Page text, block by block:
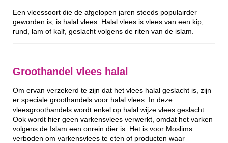
Een vleessoort die de afgelopen jaren steeds populairder
geworden is, is halal vlees. Halal vlees is vlees van een kip,
rund, lam of kalf, geslacht volgens de riten van de islam.
Groothandel vlees halal
Om ervan verzekerd te zijn dat het vlees halal geslacht is, zijn
er speciale groothandels voor halal vlees. In deze
vleesgroothandels wordt enkel op halal wijze vlees geslacht.
Ook wordt hier geen varkensvlees verwerkt, omdat het varken
volgens de Islam een onrein dier is. Het is voor Moslims
verboden om varkensvlees te eten of producten waar